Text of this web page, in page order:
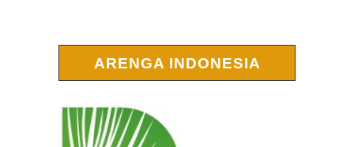
ARENGA INDONESIA